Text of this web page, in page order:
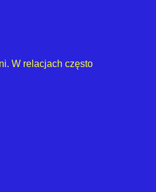
W relacjach często